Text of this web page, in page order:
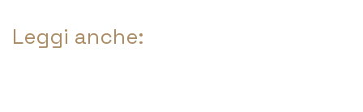
Leggi anche: